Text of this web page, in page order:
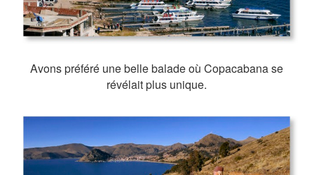
Avons préféré une belle balade où Copacabana se
révélait plus unique.